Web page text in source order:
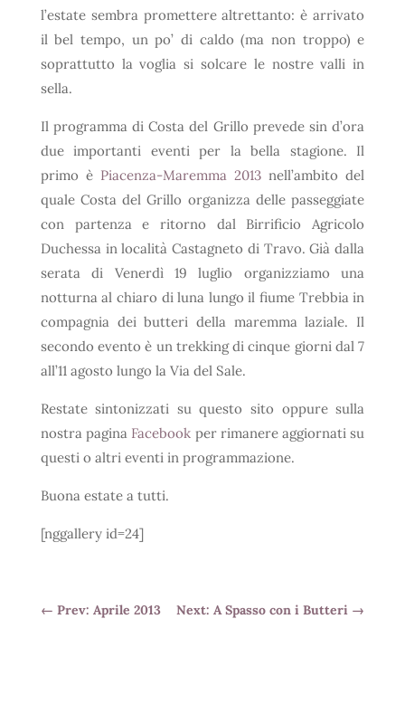
l’estate sembra promettere altrettanto: è arrivato
il bel tempo, un po’ di caldo (ma non troppo) e
soprattutto la voglia si solcare le nostre valli in
sella.
Il programma di Costa del Grillo prevede sin d’ora
due importanti eventi per la bella stagione. Il
primo è Piacenza-Maremma 2013nell’ambito del
quale Costa del Grillo organizza delle passeggiate
con partenza e ritorno dal Birrificio Agricolo
Duchessa in località Castagneto di Travo. Già dalla
serata di Venerdì 19 luglio organizziamo una
notturna al chiaro di luna lungo il fiume Trebbia in
compagnia dei butteri della maremma laziale. Il
secondo evento è un trekking di cinque giorni dal 7
all’11 agosto lungo la Via del Sale.
Restate sintonizzati su questo sito oppure sulla
nostra pagina Facebook per rimanere aggiornati su
questi o altri eventi in programmazione.
Buona estate a tutti.
[nggallery id=24]
← Prev: Aprile 2013 Next: A Spasso con i Butteri →